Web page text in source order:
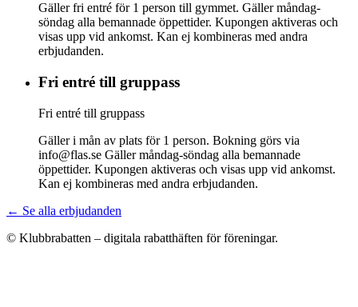
Gäller fri entré för 1 person till gymmet. Gäller måndag-
söndag alla bemannade öppettider. Kupongen aktiveras och
visas upp vid ankomst. Kan ej kombineras med andra
erbjudanden.
Fri entré till gruppass
Fri entré till gruppass
Gäller i mån av plats för 1 person. Bokning görs via
info@flas.se Gäller måndag-söndag alla bemannade
öppettider. Kupongen aktiveras och visas upp vid ankomst.
Kan ej kombineras med andra erbjudanden.
← Se alla erbjudanden
© Klubbrabatten – digitala rabatthäften för föreningar.